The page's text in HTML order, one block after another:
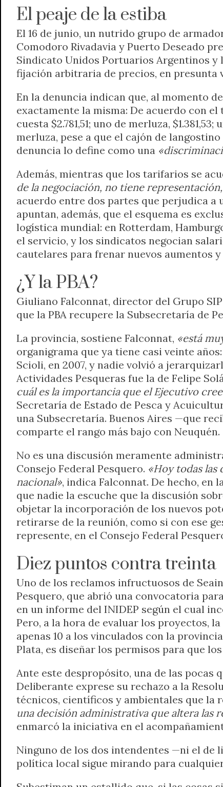
El peaje de la estiba
El 16 de junio, un nutrido grupo de
Comodoro Rivadavia y Puerto Deseado
Sindicato Unidos Portuarios Argentinos
fijación arbitraria de precios, en presunta
En la denuncia indican que, al momento
exactamente la misma: De acuerdo con
cuesta $2.781,51; uno de merluza,
merluza, pese a que el cajón de
denuncia lo define como una
Además, mientras que los tarifarios se
de la negociación, no tiene
acuerdo entre dos partes que perjudica a
apuntan, además, que el esquema es
logística mundial: en Rotterdam,
el servicio, y los sindicatos negocian
cautelares para frenar nuevos aumentos
¿Y la PBA?
Giuliano Falconnat, director del Grupo
que la PBA recupere la Subsecretaría de
La provincia, sostiene Falconnat, «está
organigrama que ya tiene casi veinte
Scioli, en 2007, y nadie volvió a
Actividades Pesqueras fue la de Felipe
cuál es la importancia que el Ejecutivo
Secretaría de Estado de Pesca y
una Subsecretaría. Buenos Aires —que
comparte el rango más bajo con Neuquén.
No es una discusión meramente
Consejo Federal Pesquero. «Hoy todas las
nacional», indica Falconnat. De hecho, en
que nadie la escuche que la discusión
objetar la incorporación de los nuevos
retirarse de la reunión, como si con ese
represente, en el Consejo Federal
Diez puntos contra treinta
Uno de los reclamos infructuosos de
Pesquero, que abrió una convocatoria
en un informe del INIDEP según el cual
Pero, a la hora de evaluar los proyectos,
apenas 10 a los vinculados con la
Plata, es diseñar los permisos para que
Ante este despropósito, una de las pocas
Deliberante exprese su rechazo a la
técnicos, científicos y ambientales que la
una decisión administrativa que altera las
enmarcó la iniciativa en el
Ninguno de los dos intendentes —ni el de
política local sigue mirando para